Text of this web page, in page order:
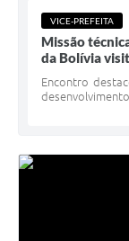
VICE-PREFEITA
Missão
da Bolívia
Encontro